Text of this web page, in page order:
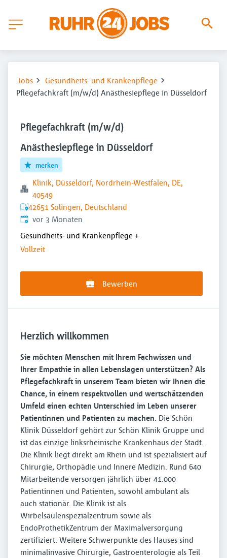
Jobs
Gesundheits- und Krankenpflege
Pflegefachkraft (m/w/d) Anästhesiepflege in Düsseldorf
Pflegefachkraft (m/w/d)
Anästhesiepflege in Düsseldorf
merken
Klinik, Düsseldorf, Nordrhein-Westfalen, DE,
40549
42651 Solingen, Deutschland
Veröffentlicht:
vor 3 Monaten
Gesundheits- und Krankenpflege +
Vollzeit
Bewerben
Herzlich willkommen
Sie möchten Menschen mit Ihrem Fachwissen und
Ihrer Empathie in allen Lebenslagen unterstützen? Als
Pflegefachkraft in unserem Team bieten wir Ihnen die
Chance, in einem respektvollen und wertschätzenden
Umfeld einen echten Unterschied im Leben unserer
Patientinnen und Patienten zu machen. Die Schön
Klinik Düsseldorf gehört zur Schön Klinik Gruppe und
ist das einzige linksrheinische Krankenhaus der Stadt.
Die Klinik liegt direkt am Rhein und ist spezialisiert auf
Chirurgie, Orthopädie und Innere Medizin. Rund 640
Mitarbeitende versorgen jährlich über 41.000
Patientinnen und Patienten, sowohl ambulant als
auch stationär. Die Klinik ist als
Wirbelsäulenspezialzentrum sowie als
EndoProthetikZentrum der Maximalversorgung
zertifiziert. Weitere Schwerpunkte des Hauses sind
minimalinvasive Chirurgie, Gastroenterologie als Teil